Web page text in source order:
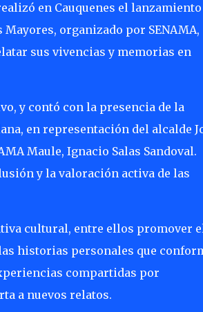
en Cauquenes el lanzamiento
organizado por SENAMA,
sus vivencias y memorias en
y contó con la presencia de la
en representación del alcalde
Maule, Ignacio Salas Sandoval.
y la valoración activa de las
cultural, entre ellos promover
historias personales que
compartidas por
a nuevos relatos.